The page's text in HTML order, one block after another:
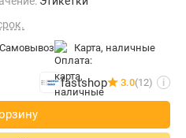
Самовывоз карта, наличные
fastshop 3.0(12) i